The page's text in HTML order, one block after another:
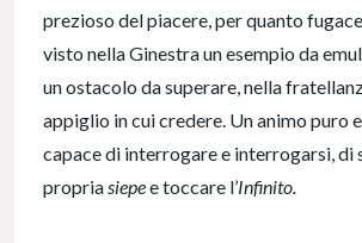
prezioso del piacere, per quanto
visto nella Ginestra un esempio da
un ostacolo da superare, nella
appiglio in cui credere. Un animo puro
capace di interrogare e interrogarsi, di
propriasiepee toccare l’Infinito.